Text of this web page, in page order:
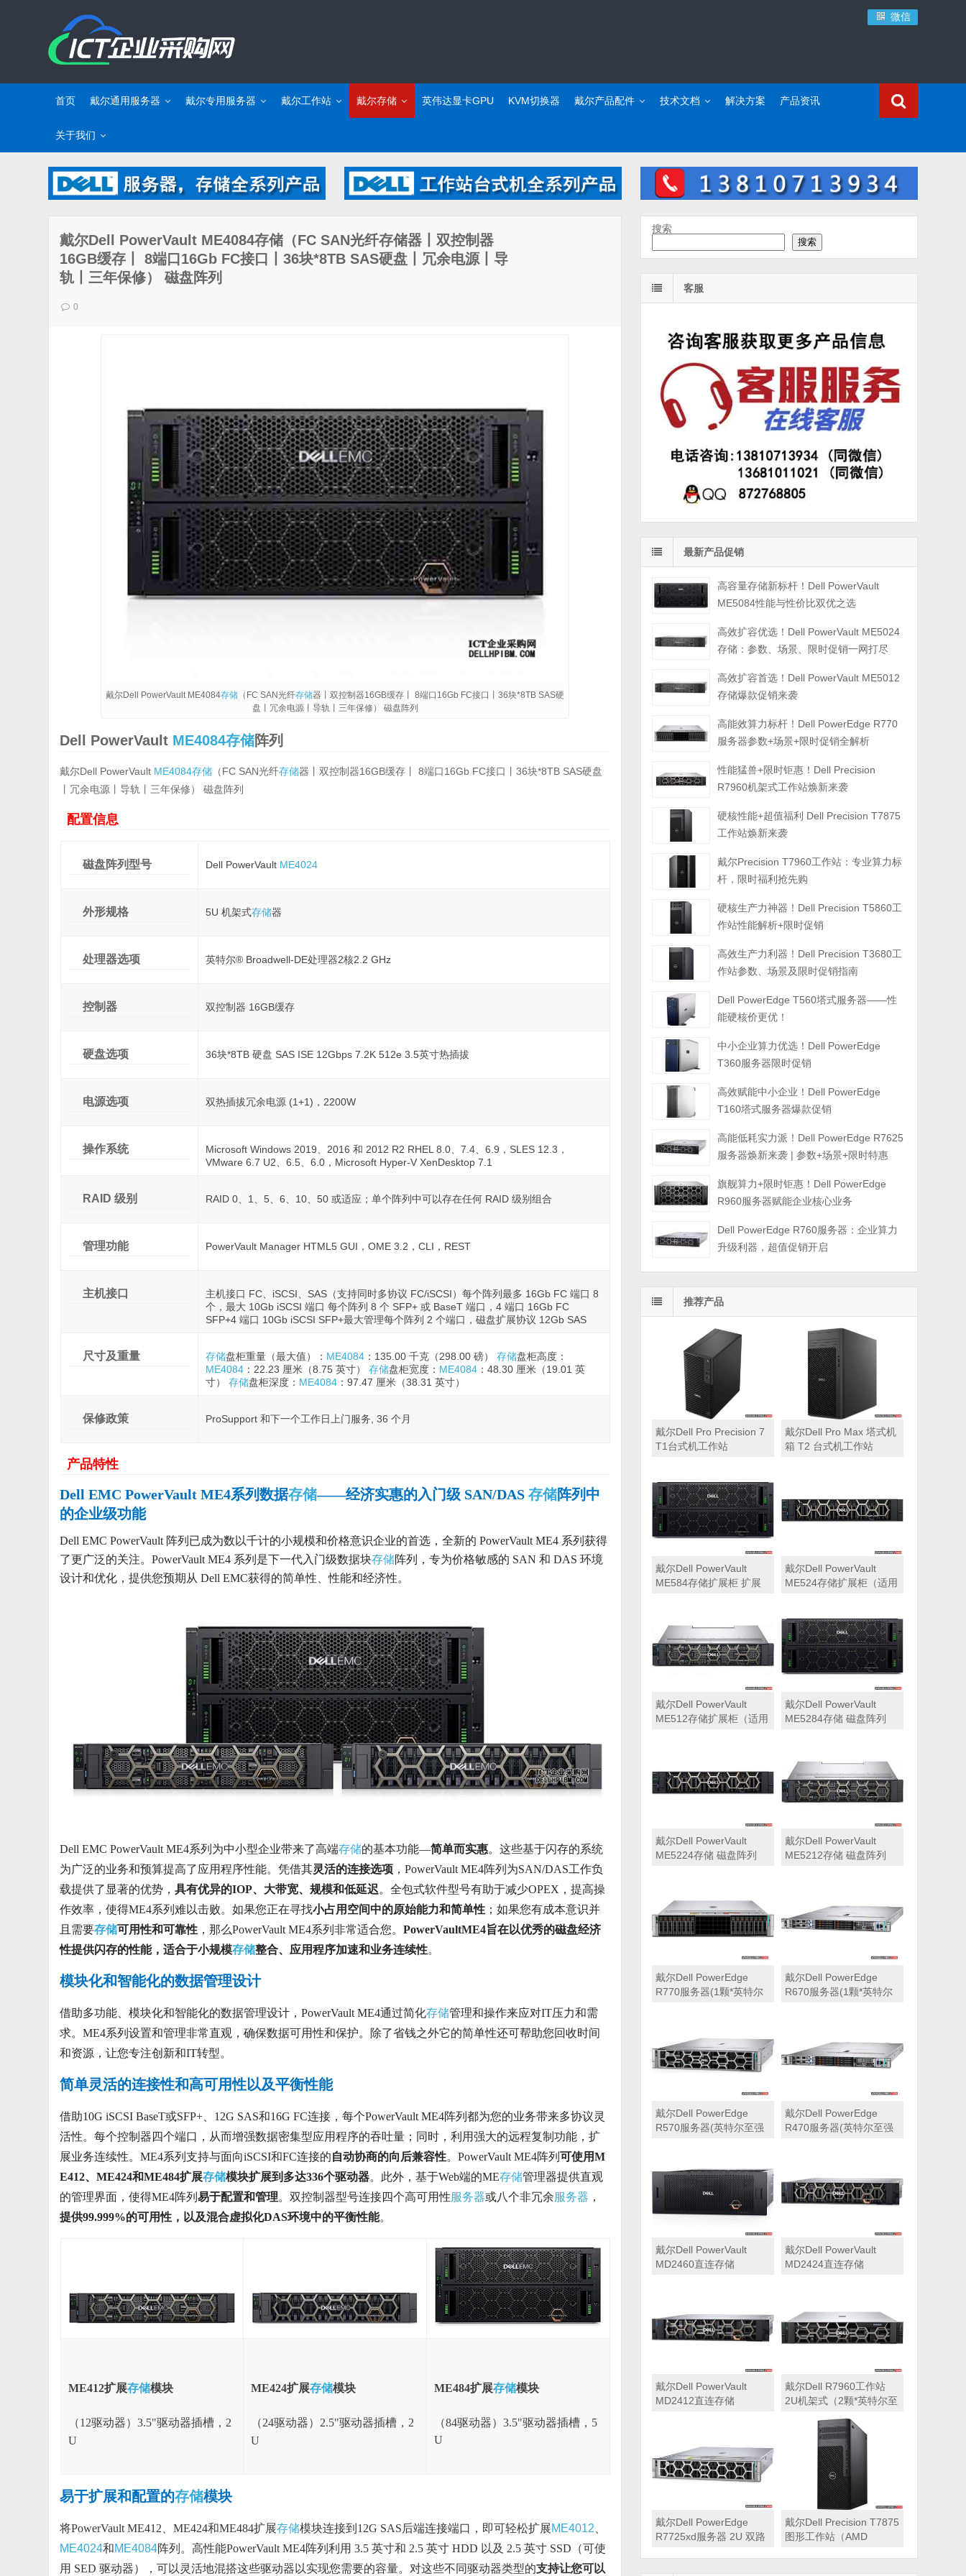
微信
首页 戴尔通用服务器 戴尔专用服务器 戴尔工作站 戴尔存储 英伟达显卡GPU KVM切换器 戴尔产品配件 技术文档 解决方案 产品资讯
关于我们
戴尔Dell PowerVault ME4084存储（FC SAN光纤存储器丨双控制器
16GB缓存丨 8端口16Gb FC接口丨36块*8TB SAS硬盘丨冗余电源丨导
轨丨三年保修） 磁盘阵列
0
戴尔Dell PowerVault ME4084存储 （FC SAN光纤存储器丨双控制器16GB缓存丨 8端口16Gb FC接口丨36块*8TB SAS硬
盘丨冗余电源丨导轨丨三年保修） 磁盘阵列
Dell PowerVault ME4084存储阵列
戴尔Dell PowerVault ME4084存储 （FC SAN光纤存储器丨双控制器16GB缓存丨 8端口16Gb FC接口丨36块*8TB SAS硬盘
丨冗余电源丨导轨丨三年保修） 磁盘阵列
配置信息
磁盘阵列型号 Dell PowerVault ME4024
外形规格 5U 机架式存储器
处理器选项 英特尔® Broadwell-DE处理器2核2.2 GHz
控制器 双控制器 16GB缓存
硬盘选项 36块*8TB 硬盘 SAS ISE 12Gbps 7.2K 512e 3.5英寸热插拔
电源选项 双热插拔冗余电源 (1+1)，2200W
操作系统
Microsoft Windows 2019、2016 和 2012 R2 RHEL 8.0、7.4、6.9，SLES 12.3，
VMware 6.7 U2、6.5、6.0，Microsoft Hyper-V XenDesktop 7.1
RAID 级别 RAID 0、1、5、6、10、50 或适应；单个阵列中可以存在任何 RAID 级别组合
管理功能 PowerVault Manager HTML5 GUI，OME 3.2，CLI，REST
主机接口
主机接口 FC、iSCSI、SAS（支持同时多协议 FC/iSCSI）每个阵列最多 16Gb FC 端口 8
个，最大 10Gb iSCSI 端口 每个阵列 8 个 SFP+ 或 BaseT 端口，4 端口 16Gb FC
SFP+4 端口 10Gb iSCSI SFP+最大管理每个阵列 2 个端口，磁盘扩展协议 12Gb SAS
尺寸及重量 存储盘柜重量（最大值）： ME4084：135.00 千克（298.00 磅） 存储盘柜高度：
ME4084：22.23 厘米（8.75 英寸） 存储盘柜宽度： ME4084：48.30 厘米（19.01 英
寸） 存储盘柜深度： ME4084：97.47 厘米（38.31 英寸）
保修政策 ProSupport 和下一个工作日上门服务, 36 个月
产品特性
Dell EMC PowerVault ME4系列数据存储——经济实惠的入门级 SAN/DAS存储阵列中
的企业级功能
Dell EMC PowerVault 阵列已成为数以千计的小规模和价格意识企业的首选，全新的 PowerVault ME4 系列获得
了更广泛的关注。PowerVault ME4 系列是下一代入门级数据块存储阵列，专为价格敏感的 SAN 和 DAS 环境
设计和优化，提供您预期从 Dell EMC获得的简单性、性能和经济性。
Dell EMC PowerVault ME4系列为中小型企业带来了高端存储的基本功能—简单而实惠。这些基于闪存的系统
为广泛的业务和预算提高了应用程序性能。凭借其灵活的连接选项 ，PowerVault ME4阵列为SAN/DAS工作负
载提供了显著的优势，具有优异的IOP、大带宽、规模和低延迟。全包式软件型号有助于减少OPEX，提高操
作效率，使得ME4系列难以击败。如果您正在寻找小占用空间中的原始能力和简单性 ；如果您有成本意识并
且需要存储可用性和可靠性 ，那么PowerVault ME4系列非常适合您。PowerVaultME4旨在以优秀的磁盘经济
性提供闪存的性能，适合于小规模存储整合、应用程序加速和业务连续性。
模块化和智能化的数据管理设计
借助多功能、模块化和智能化的数据管理设计，PowerVault ME4通过简化存储管理和操作来应对IT压力和需
求。ME4系列设置和管理非常直观，确保数据可用性和保护。除了省钱之外它的简单性还可帮助您回收时间
和资源，让您专注创新和IT转型。
简单灵活的连接性和高可用性以及平衡性能
借助10G iSCSI BaseT或SFP+、12G SAS和16G FC连接，每个PowerVault ME4阵列都为您的业务带来多协议灵
活性。每个控制器四个端口，从而增强数据密集型应用程序的吞吐量；同时，利用强大的远程复制功能，扩
展业务连续性。ME4系列支持与面向iSCSI和FC连接的自动协商的向后兼容性。PowerVault ME4阵列可使用M
E412、ME424和ME484扩展存储模块扩展到多达336个驱动器。此外，基于Web端的ME存储管理器提供直观
的管理界面，使得ME4阵列易于配置和管理。双控制器型号连接四个高可用性服务器或八个非冗余服务器 ，
提供99.999%的可用性，以及混合虚拟化DAS环境中的平衡性能。
ME412扩展存储模块
（12驱动器）3.5"驱动器插槽，2
U
ME424扩展存储模块
（24驱动器）2.5"驱动器插槽，2
U
ME484扩展存储模块
（84驱动器）3.5"驱动器插槽，5
U
易于扩展和配置的存储模块
将PowerVault ME412、ME424和ME484扩展存储模块连接到12G SAS后端连接端口，即可轻松扩展ME4012
ME4024和ME4084阵列。高性能PowerVault ME4阵列利用 3.5 英寸和 2.5 英寸 HDD 以及 2.5 英寸 SSD（可使
用 SED 驱动器），可以灵活地混搭这些驱动器以实现您需要的容量。对这些不同驱动器类型的支持让您可以
搜索
搜索
客服
最新产品促销
高容量存储新标杆！Dell PowerVault
ME5084性能与性价比双优之选
高效扩容优选！Dell PowerVault ME5024
存储：参数、场景、限时促销一网打尽
高效扩容首选！Dell PowerVault ME5012
存储爆款促销来袭
高能效算力标杆！Dell PowerEdge R770
服务器参数+场景+限时促销全解析
性能猛兽+限时钜惠！Dell Precision
R7960机架式工作站焕新来袭
硬核性能+超值福利 Dell Precision T7875
工作站焕新来袭
戴尔Precision T7960工作站：专业算力标
杆，限时福利抢先购
硬核生产力神器！Dell Precision T5860工
作站性能解析+限时促销
高效生产力利器！Dell Precision T3680工
作站参数、场景及限时促销指南
Dell PowerEdge T560塔式服务器——性
能硬核价更优！
中小企业算力优选！Dell PowerEdge
T360服务器限时促销
高效赋能中小企业！Dell PowerEdge
T160塔式服务器爆款促销
高能低耗实力派！Dell PowerEdge R7625
服务器焕新来袭 | 参数+场景+限时特惠
旗舰算力+限时钜惠！Dell PowerEdge
R960服务器赋能企业核心业务
Dell PowerEdge R760服务器：企业算力
升级利器，超值促销开启
推荐产品
戴尔Dell Pro Precision 7
T1台式机工作站
戴尔Dell Pro Max 塔式机
箱 T2 台式机工作站
戴尔Dell PowerVault
ME584存储扩展柜 扩展
ME5224，ME5284等主
存储扩展）
戴尔Dell PowerVault
ME524存储扩展柜（适用
戴尔Dell PowerVault
ME512存储扩展柜（适用
戴尔Dell PowerVault
ME5284存储 磁盘阵列
戴尔Dell PowerVault
ME5224存储 磁盘阵列
戴尔Dell PowerVault
ME5212存储 磁盘阵列
戴尔Dell PowerEdge
R770服务器(1颗*英特尔
PERC H965i阵列卡丨
800W双电源丨三年保修)
戴尔Dell PowerEdge
R670服务器(1颗*英特尔
PERC H965i阵列卡丨
800W双电源丨三年保修)
戴尔Dell PowerEdge
R570服务器(英特尔至强
SSD固态硬盘丨PERC
H965i阵列卡丨800W双电
源丨三年保修)
戴尔Dell PowerEdge
R470服务器(英特尔至强
H965i阵列卡丨800W双电
源丨三年保修)
戴尔Dell PowerVault
MD2460直连存储
戴尔Dell PowerVault
MD2424直连存储
戴尔Dell PowerVault
MD2412直连存储
戴尔Dell R7960工作站
2U机架式（2颗*英特尔至
十四核心丨256GB 内存
丨1T固态硬盘+2块*8TB
硬盘丨2*RTX A6000
48GB显卡丨2400W双电
源丨三年质保）
戴尔Dell PowerEdge
R7725xd服务器 2U 双路
戴尔Dell Precision T7875
图形工作站（AMD